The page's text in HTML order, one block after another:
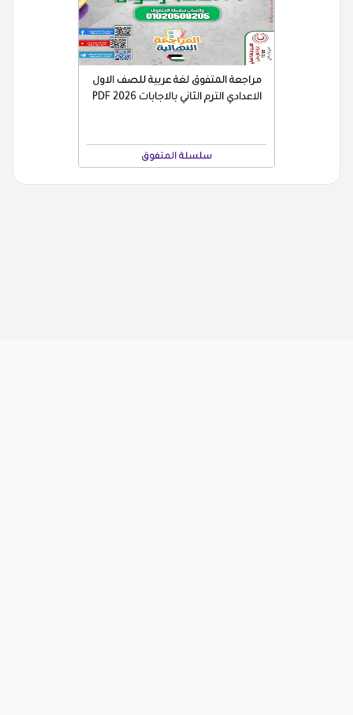
مراجعة المتفوق لغة عربية للصف الاول
الاعدادي الترم الثاني بالاجابات 2026 PDF
سلسلة المتفوق